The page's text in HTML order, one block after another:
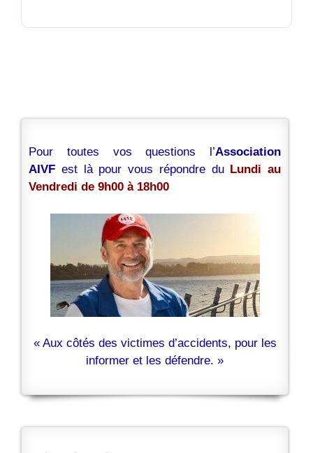
Pour toutes vos questions l’Association
AIVF est là pour vous répondre du Lundi au
Vendredi de 9h00 à 18h00
« Aux côtés des victimes d’accidents, pour les
informer et les défendre. »